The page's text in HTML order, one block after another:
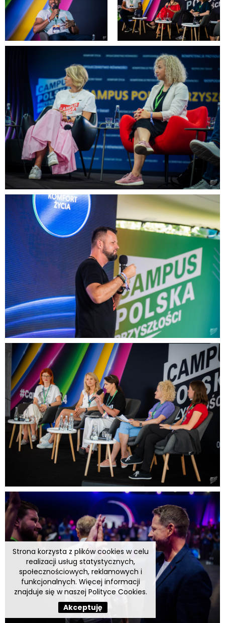
Strona korzysta z plików cookies w celu
realizacji usług statystycznych,
społecznościowych, reklamowych i
funkcjonalnych. Więcej informacji
znajduje się w naszej Polityce Cookies.
Akceptuję